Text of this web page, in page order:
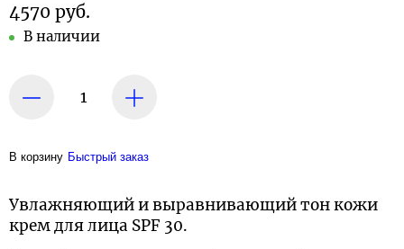
4570 руб.
В наличии
В корзину Быстрый заказ
Увлажняющий и выравнивающий тон кожи
крем для лица SPF 30.